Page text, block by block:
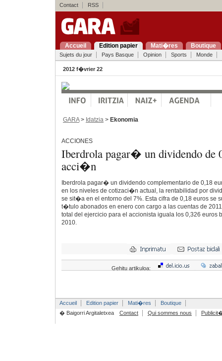
Contact RSS
Accueil Edition papier Mati�res Boutique
Sujets du jour Pays Basque Opinion Sports Monde
2012 f�vrier 22
GARA> Idatzia > Ekonomia
ACCIONES
Iberdrola pagar� un dividendo de
acci�n
Iberdrola pagar� un dividendo complementario de 0,18
en los niveles de cotizaci�n actual, la rentabilidad por
se sit�a en el entorno del 7%. Esta cifra de 0,18 euros se
t�tulo abonados en enero con cargo a las cuentas de
total del ejercicio para el accionista iguala los 0,326
2010.
Gehitu artikuloa:
Accueil Edition papier Mati�res
Boutique
� Baigorri Argitaletxea
Contact Qui sommes nous